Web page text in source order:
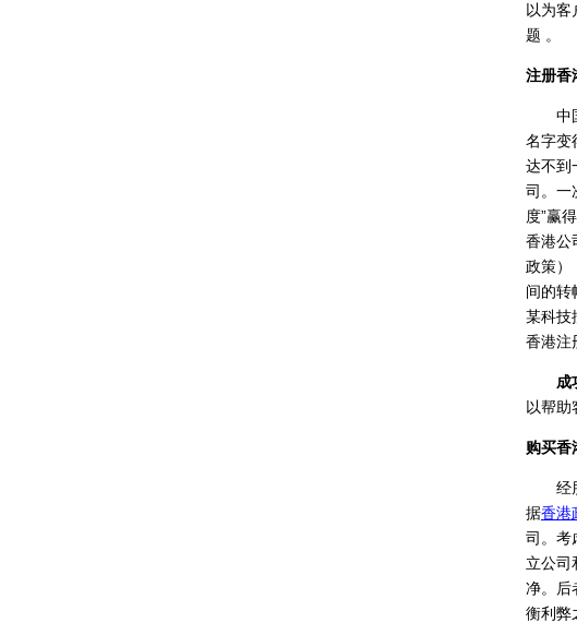
以为
题 。
注册香
中国
名字变
达不到
司。一
度”赢
香港公
政策）
间的转
某科技
香港注
成
以帮助
购买香
经朋
据香港
司。考
立公司
净。后
衡利弊